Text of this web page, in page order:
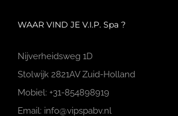
WAAR VIND JE V.I.P. Spa ?
Nijverheidsweg 1D
Stolwijk 2821AV Zuid-Holland
Mobiel: +31-854898919
Email: info@vipspabv.nl